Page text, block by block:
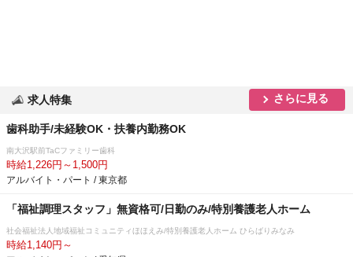
求人特集 さらに見る
歯科助手/未経験OK・扶養内勤務OK
南大沢駅前TaCファミリー歯科
時給1,226円～1,500円
アルバイト・パート / 東京都
「福祉調理スタッフ」無資格可/日勤のみ/特別養護老人ホーム
社会福祉法人地域福祉コミュニティほほえみ/特別養護老人ホーム ひらばりみなみ
時給1,140円～